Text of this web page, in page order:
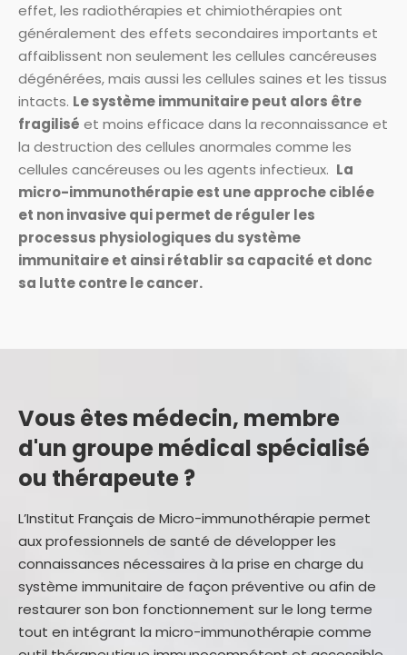
effet, les radiothérapies et chimiothérapies ont
généralement des effets secondaires importants et
affaiblissent non seulement les cellules cancéreuses
dégénérées, mais aussi les cellules saines et les tissus
intacts. Le système immunitaire peut alors être
fragilisé et moins efficace dans la reconnaissance et
la destruction des cellules anormales comme les
cellules cancéreuses ou les agents infectieux. La
micro-immunothérapie est une approche ciblée
et non invasive qui permet de réguler les
processus physiologiques du système
immunitaire et ainsi rétablir sa capacité et donc
sa lutte contre le cancer.
Vous êtes médecin, membre
d'un groupe médical spécialisé
ou thérapeute ?
L’Institut Français de Micro-immunothérapie permet
aux professionnels de santé de développer les
connaissances nécessaires à la prise en charge du
système immunitaire de façon préventive ou afin de
restaurer son bon fonctionnement sur le long terme
tout en intégrant la micro-immunothérapie comme